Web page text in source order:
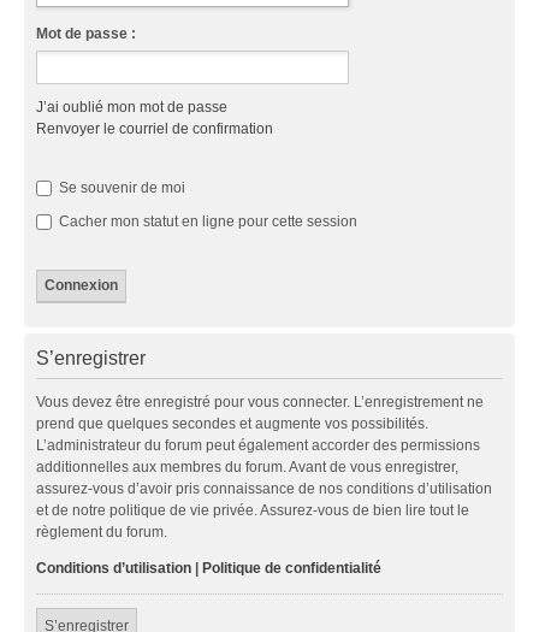
Mot de passe :
J’ai oublié mon mot de passe
Renvoyer le courriel de confirmation
Se souvenir de moi
Cacher mon statut en ligne pour cette session
S’enregistrer
Vous devez être enregistré pour vous connecter. L’enregistrement ne
prend que quelques secondes et augmente vos possibilités.
L’administrateur du forum peut également accorder des permissions
additionnelles aux membres du forum. Avant de vous enregistrer,
assurez-vous d’avoir pris connaissance de nos conditions d’utilisation
et de notre politique de vie privée. Assurez-vous de bien lire tout le
règlement du forum.
Conditions d’utilisation Politique de confidentialité
S’enregistrer